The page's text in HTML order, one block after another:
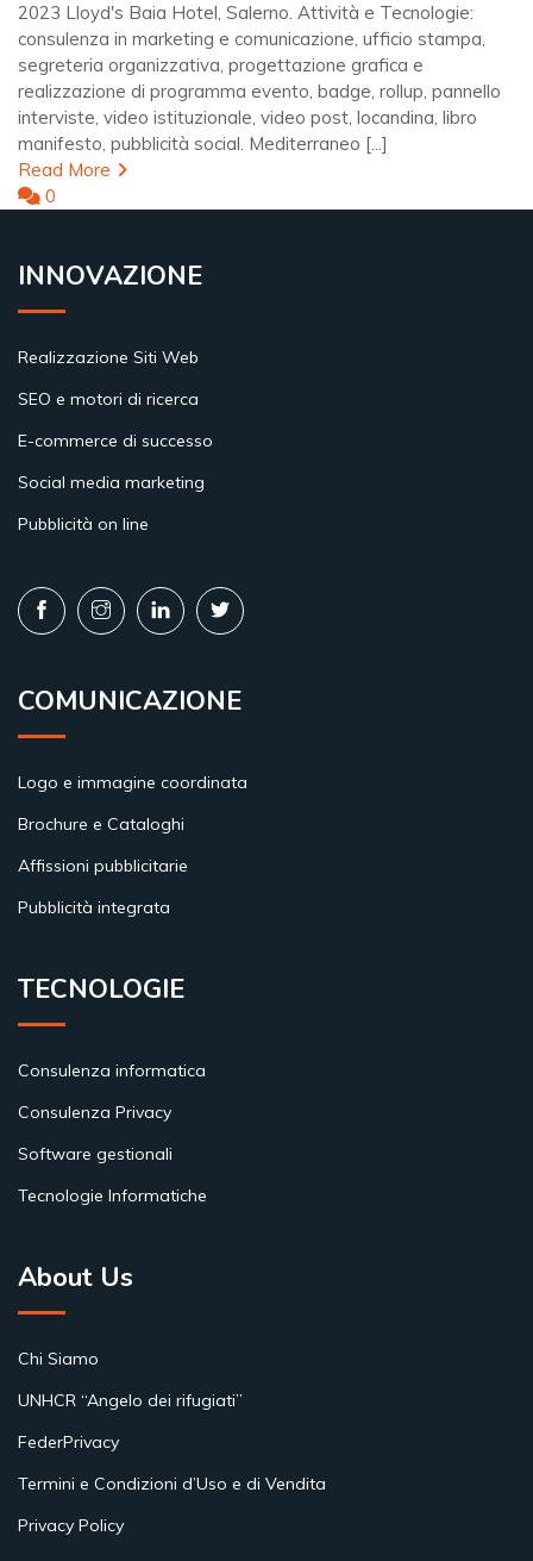
2023 Lloyd's Baia Hotel, Salerno. Attività e Tecnologie:
consulenza in marketing e comunicazione, ufficio stampa,
segreteria organizzativa, progettazione grafica e
realizzazione di programma evento, badge, rollup, pannello
interviste, video istituzionale, video post, locandina, libro
manifesto, pubblicità social. Mediterraneo [...]
Read More
0
INNOVAZIONE
Realizzazione Siti Web
SEO e motori di ricerca
E-commerce di successo
Social media marketing
Pubblicità on line
COMUNICAZIONE
Logo e immagine coordinata
Brochure e Cataloghi
Affissioni pubblicitarie
Pubblicità integrata
TECNOLOGIE
Consulenza informatica
Consulenza Privacy
Software gestionali
Tecnologie Informatiche
About Us
Chi Siamo
UNHCR “Angelo dei rifugiati”
FederPrivacy
Termini e Condizioni d’Uso e di Vendita
Privacy Policy